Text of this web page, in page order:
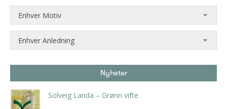
Enhver Motiv
Enhver Anledning
Nyheter
Solveig Landa – Grønn vifte